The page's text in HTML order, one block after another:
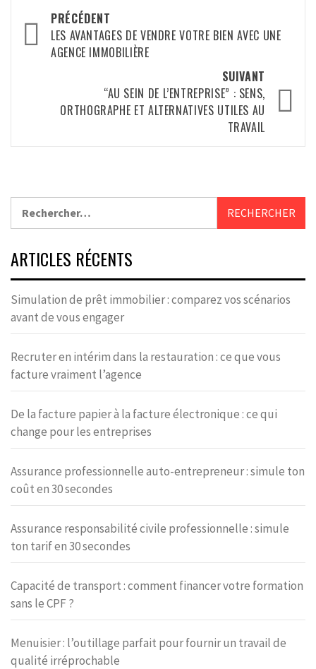
Navigation
d’article
PRÉCÉDENT
LES AVANTAGES DE VENDRE VOTRE BIEN AVEC UNE
AGENCE IMMOBILIÈRE
SUIVANT
“AU SEIN DE L’ENTREPRISE” : SENS,
ORTHOGRAPHE ET ALTERNATIVES UTILES AU
TRAVAIL
ARTICLES RÉCENTS
Simulation de prêt immobilier : comparez vos scénarios
avant de vous engager
Recruter en intérim dans la restauration : ce que vous
facture vraiment l’agence
De la facture papier à la facture électronique : ce qui
change pour les entreprises
Assurance professionnelle auto-entrepreneur : simule ton
coût en 30 secondes
Assurance responsabilité civile professionnelle : simule
ton tarif en 30 secondes
Capacité de transport : comment financer votre formation
sans le CPF ?
Menuisier : l’outillage parfait pour fournir un travail de
qualité irréprochable